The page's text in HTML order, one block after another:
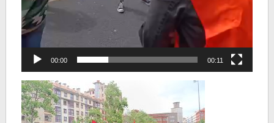
00:00 00:11